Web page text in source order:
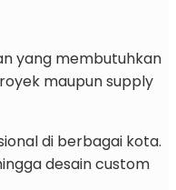
yang membutuhkan
maupun supply
di berbagai kota.
desain custom